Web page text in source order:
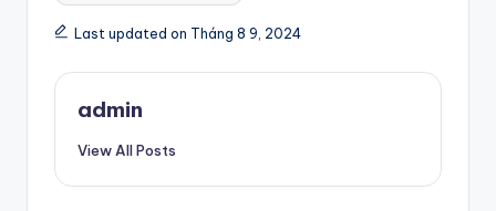
Last updated on Tháng 8 9, 2024
admin
View All Posts